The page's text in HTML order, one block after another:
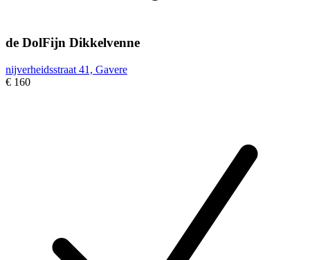
de DolFijn Dikkelvenne
nijverheidsstraat 41, Gavere
€ 160